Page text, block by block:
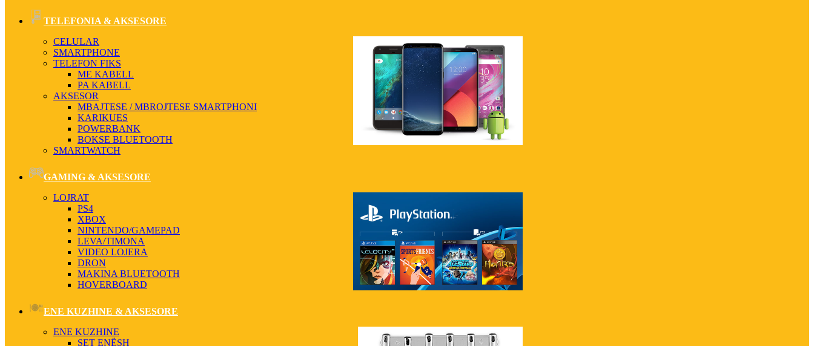
TELEFONIA & AKSESORE
CELULAR
SMARTPHONE
TELEFON FIKS
ME KABELL
PA KABELL
AKSESOR
MBAJTESE / MBROJTESE SMARTPHONI
KARIKUES
POWERBANK
BOKSE BLUETOOTH
SMARTWATCH
GAMING & AKSESORE
LOJRAT
PS4
XBOX
NINTENDO/GAMEPAD
LEVA/TIMONA
VIDEO LOJERA
DRON
MAKINA BLUETOOTH
HOVERBOARD
ENE KUZHINE & AKSESORE
ENE KUZHINE
SET ENËSH